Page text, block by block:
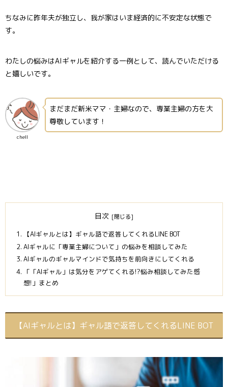
ちなみに昨年夫が独立し、我が家はいま経済的に不安定な状態で
す。
わたしの悩みはAIギャルを紹介する一例として、読んでいただける
と嬉しいです。
chell
まだまだ新米ママ・主婦なので、専業主婦の方を大
尊敬しています！
目次
【AIギャルとは】ギャル語で返答してくれるLINE BOT
AIギャルに「専業主婦について」の悩みを相談してみた
AIギャルのギャルマインドで気持ちを前向きにしてくれる
「「AIギャル」は気分をアゲてくれる!?悩み相談してみた感
想!」まとめ
【AIギャルとは】ギャル語で返答してくれるLINE BOT